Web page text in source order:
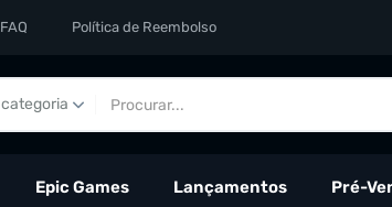
FAQ Política de Reembolso
Epic Games Lançamentos Pré-